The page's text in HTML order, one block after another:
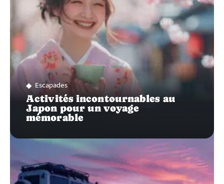
Escapades
Activités incontournables au
Japon pour un voyage
mémorable